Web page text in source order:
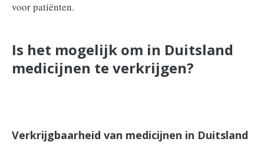
voor patiënten.
Is het mogelijk om in Duitsland
medicijnen te verkrijgen?
Verkrijgbaarheid van medicijnen in Duitsland